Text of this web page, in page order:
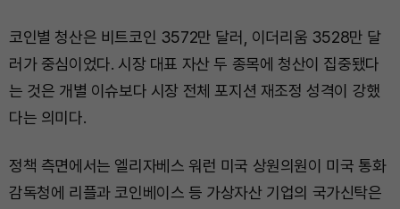
코인별 청산은 비트코인 3572만 달러, 이더리움 3528만 달
러가 중심이었다. 시장 대표 자산 두 종목에 청산이 집중됐다
는 것은 개별 이슈보다 시장 전체 포지션 재조정 성격이 강했
다는 의미다.
정책 측면에서는 엘리자베스 워런 미국 상원의원이 미국 통화
감독청에 리플과 코인베이스 등 가상자산 기업의 국가신탁은